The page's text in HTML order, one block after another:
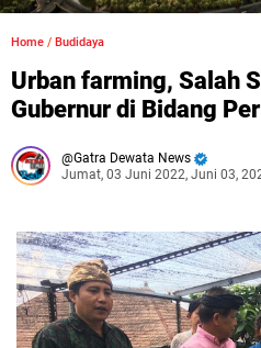
Home / Budidaya
Urban farming, Salah
Gubernur di Bidang
Gatra Dewata News
Jumat, 03 Juni 2022, Juni 03,